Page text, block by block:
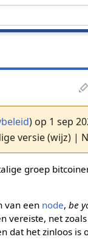
) op 1 sep
versie (wijz) |
groep
van een node,be
vereiste, net
dat het zinloos